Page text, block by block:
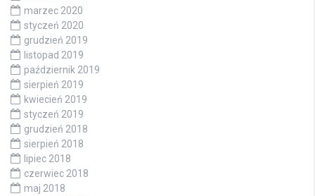
marzec 2020
styczeń 2020
grudzień 2019
listopad 2019
październik 2019
sierpień 2019
kwiecień 2019
styczeń 2019
grudzień 2018
sierpień 2018
lipiec 2018
czerwiec 2018
maj 2018